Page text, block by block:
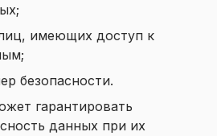
имеющих доступ к
безопасности.
гарантировать
данных при их